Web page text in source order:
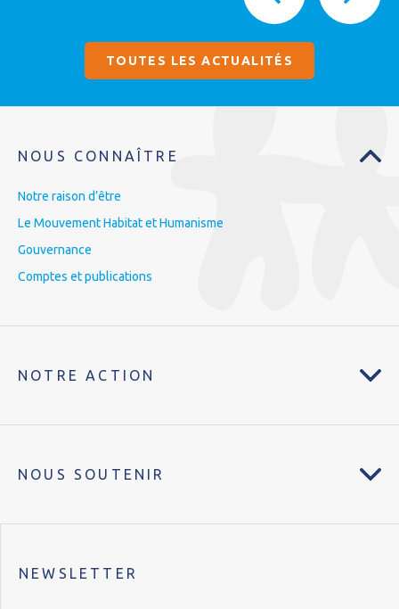
TOUTES LES ACTUALITÉS
NOUS CONNAÎTRE
Notre raison d’être
Le Mouvement Habitat et Humanisme
Gouvernance
Comptes et publications
NOTRE ACTION
NOUS SOUTENIR
NEWSLETTER